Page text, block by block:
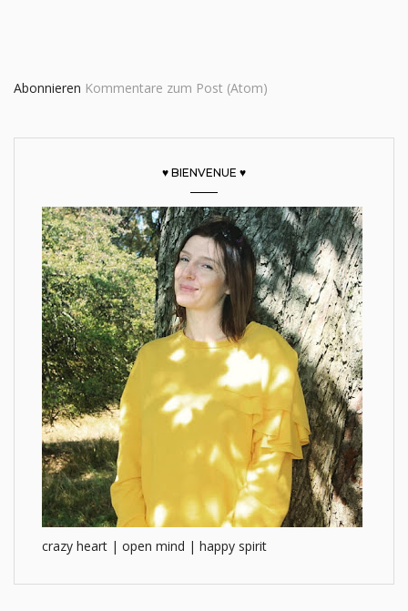
Abonnieren Kommentare zum Post (Atom)
♥ BIENVENUE ♥
crazy heart | open mind | happy spirit